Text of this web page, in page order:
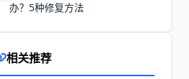
办？5种修复方法
相关推荐